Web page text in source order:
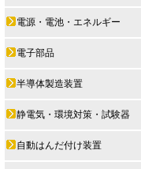
電源・電池・エネルギー
電子部品
半導体製造装置
静電気・環境対策・試験器
自動はんだ付け装置